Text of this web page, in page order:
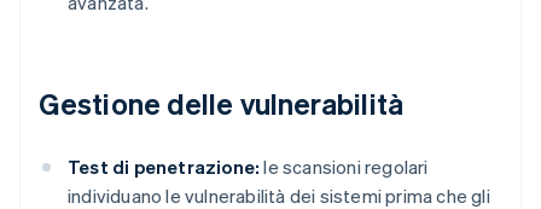
Gestione delle vulnerabilità
Test di penetrazione: le scansioni regolari
individuano le vulnerabilità dei sistemi prima che gli